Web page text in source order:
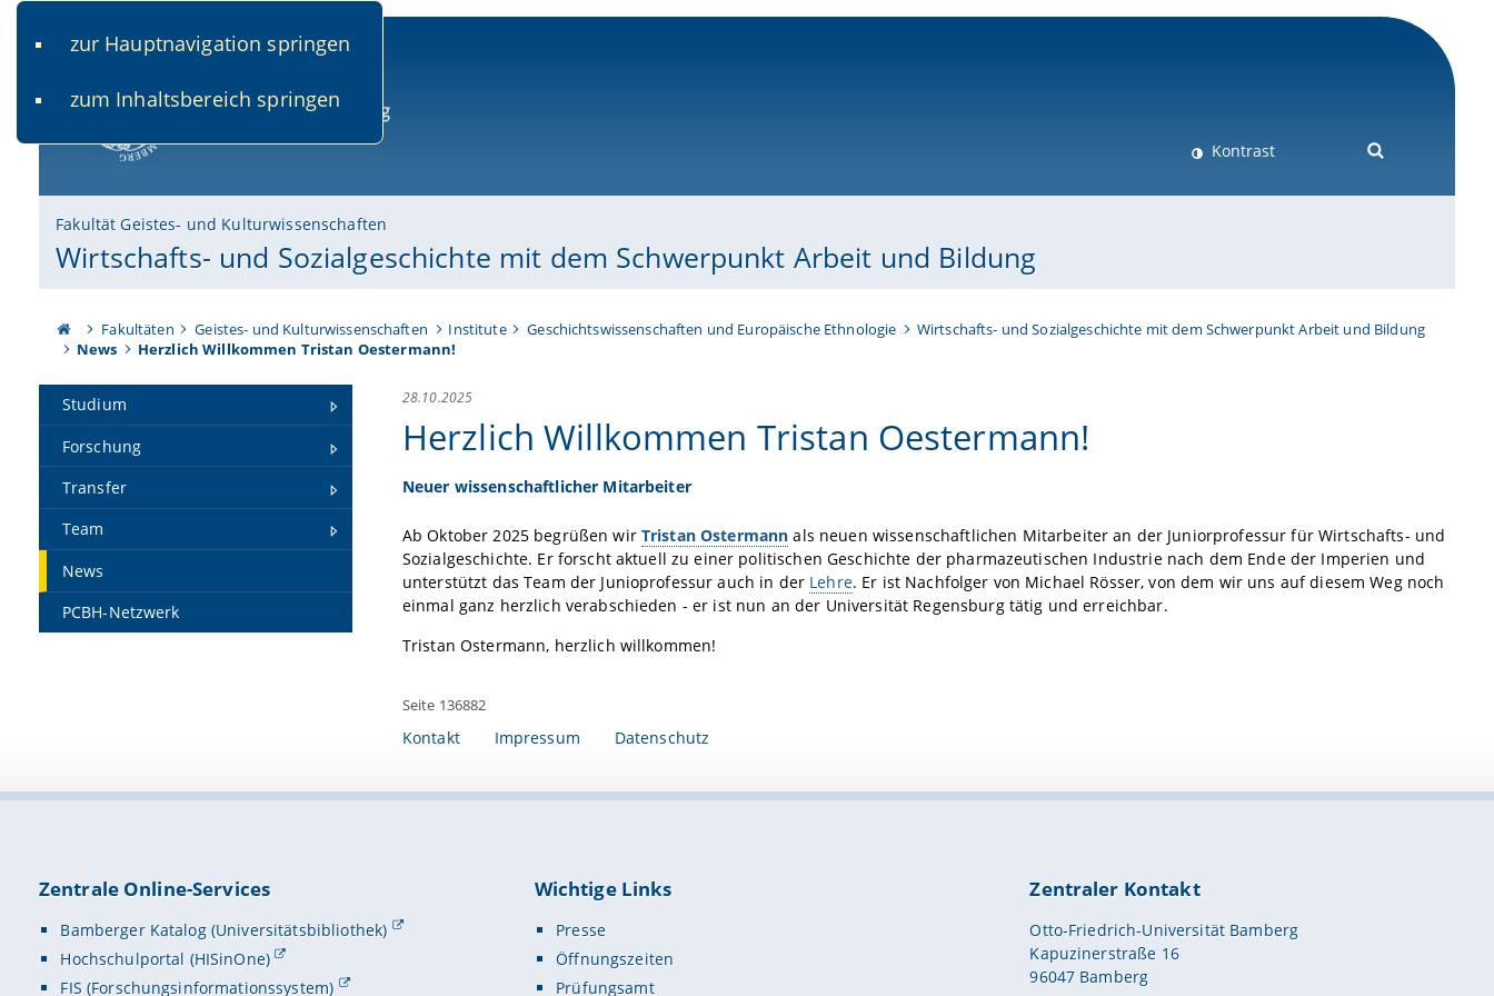
zur Hauptnavigation springen
zum Inhaltsbereich springen
Kontrast
Fakultät Geistes- und Kulturwissenschaften
Wirtschafts- und Sozialgeschichte mit dem Schwerpunkt Arbeit und Bildung
Fakultäten Geistes- und Kulturwissenschaften Institute Geschichtswissenschaften und Europäische Ethnologie
Wirtschafts- und Sozialgeschichte mit dem Schwerpunkt Arbeit und Bildung
News
Herzlich Willkommen Tristan Oestermann!
Studium
Forschung
Transfer
Team
News
PCBH-Netzwerk
28.10.2025
Herzlich Willkommen Tristan Oestermann!
Neuer wissenschaftlicher Mitarbeiter
Ab Oktober 2025 begrüßen wir Tristan Ostermann als neuen wissenschaftlichen Mitarbeiter an der Juniorprofessur für Wirtschafts- und
Sozialgeschichte. Er forscht aktuell zu einer politischen Geschichte der pharmazeutischen Industrie nach dem Ende der Imperien und
unterstützt das Team der Junioprofessur auch in der Lehre. Er ist Nachfolger von Michael Rösser, von dem wir uns auf diesem Weg noch
einmal ganz herzlich verabschieden - er ist nun an der Universität Regensburg tätig und erreichbar.
Tristan Ostermann, herzlich willkommen!
Seite 136882
Kontakt Impressum Datenschutz
Zentrale Online-Services
Bamberger Katalog (Universitätsbibliothek)
Hochschulportal (HISinOne)
FIS (Forschungsinformationssystem)
Wichtige Links
Presse
Öffnungszeiten
Prüfungsamt
Zentraler Kontakt
Otto-Friedrich-Universität Bamberg
Kapuzinerstraße 16
96047 Bamberg